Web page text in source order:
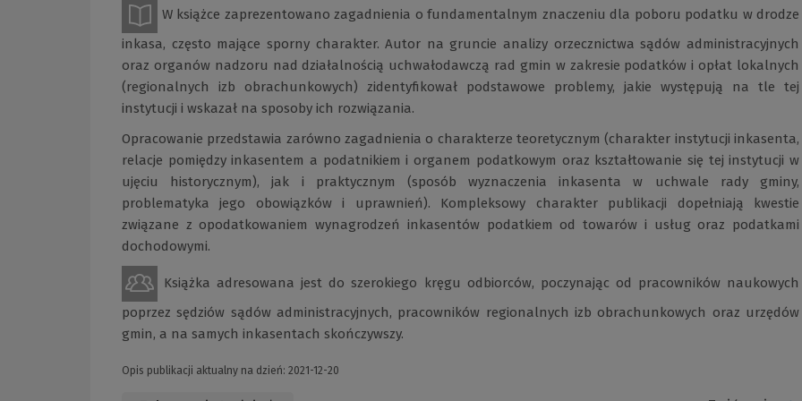
W książce zaprezentowano zagadnienia o fundamentalnym znaczeniu dla poboru podatku w drodze
inkasa, często mające sporny charakter. Autor na gruncie analizy orzecznictwa sądów administracyjnych
oraz organów nadzoru nad działalnością uchwałodawczą rad gmin w zakresie podatków i opłat lokalnych
(regionalnych izb obrachunkowych) zidentyfikował podstawowe problemy, jakie występują na tle tej
instytucji i wskazał na sposoby ich rozwiązania.
Opracowanie przedstawia zarówno zagadnienia o charakterze teoretycznym (charakter instytucji inkasenta,
relacje pomiędzy inkasentem a podatnikiem i organem podatkowym oraz kształtowanie się tej instytucji w
ujęciu historycznym), jak i praktycznym (sposób wyznaczenia inkasenta w uchwale rady gminy,
problematyka jego obowiązków i uprawnień). Kompleksowy charakter publikacji dopełniają kwestie
związane z opodatkowaniem wynagrodzeń inkasentów podatkiem od towarów i usług oraz podatkami
dochodowymi.
Książka adresowana jest do szerokiego kręgu odbiorców, poczynając od pracowników naukowych
poprzez sędziów sądów administracyjnych, pracowników regionalnych izb obrachunkowych oraz urzędów
gmin, a na samych inkasentach skończywszy.
Opis publikacji aktualny na dzień: 2021-12-20